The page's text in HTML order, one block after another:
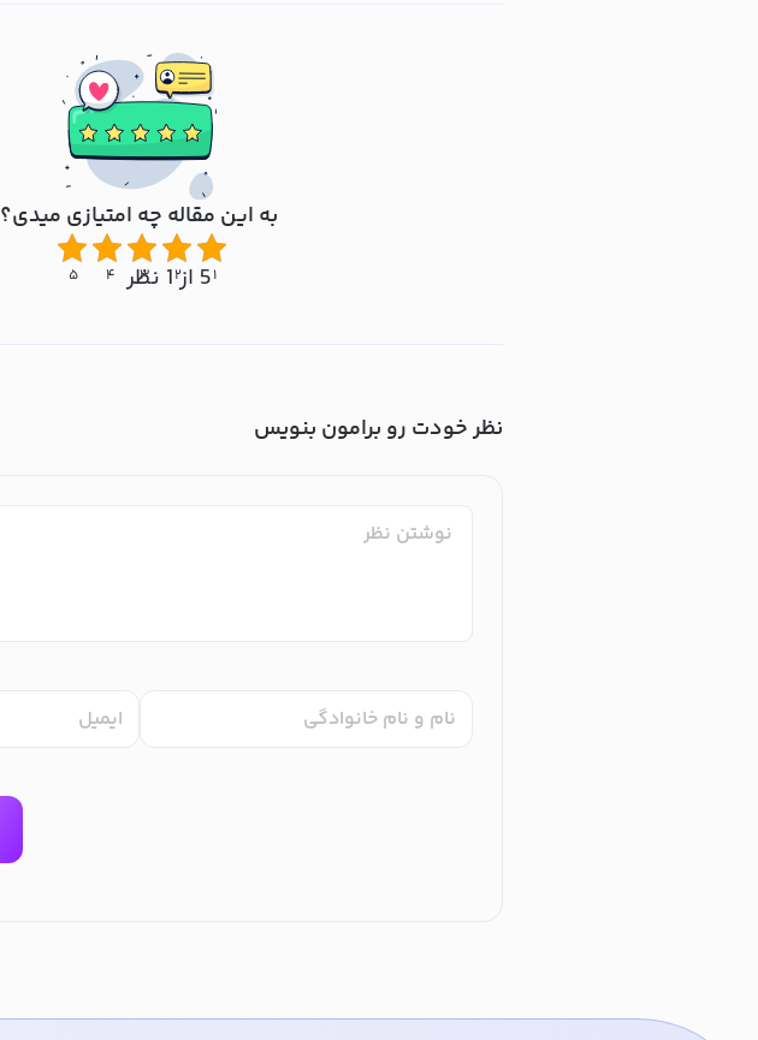
به این مقاله چه امتیازی میدی؟
5 از 1 نظر۱ ۲ ۳ ۴ ۵
نظر خودت رو برامون بنویس
نام و نام خانوادگی ایمیل